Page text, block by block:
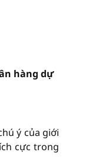
hàng dự
ý của giới
cực trong